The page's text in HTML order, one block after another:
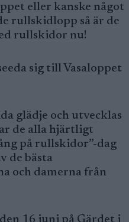
eller kanske något
rullskidlopp så är de
rullskidor nu!
sig till Vasaloppet
glädje och utvecklas
de alla hjärtligt
på rullskidor”-dag
de bästa
och damerna från
16 juni på Gärdet i